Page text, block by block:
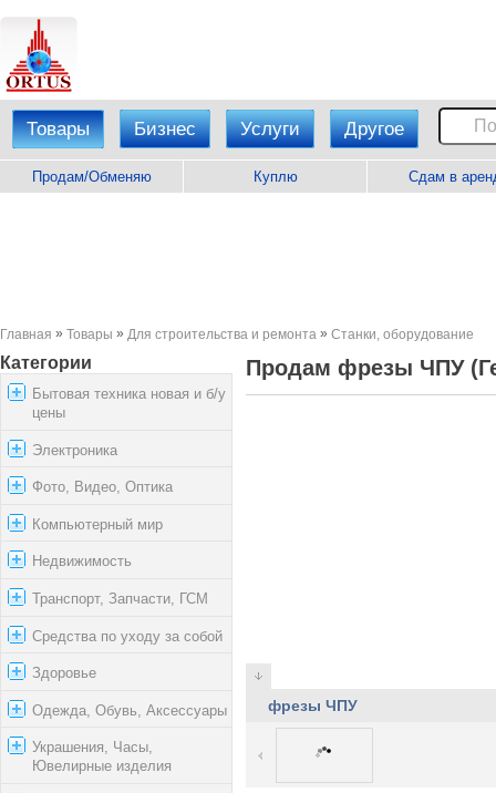
Товары Бизнес Услуги Другое
Продам/Обменяю Куплю Сдам в
Главная » Товары » Для строительства и ремонта » Станки, оборудование
Категории
Бытовая техника новая и б/у
цены
Электроника
Фото, Видео, Оптика
Компьютерный мир
Недвижимость
Транспорт, Запчасти, ГСМ
Средства по уходу за собой
Здоровье
Одежда, Обувь, Аксессуары
Украшения, Часы,
Ювелирные изделия
Продам фрезы ЧПУ
фрезы ЧПУ